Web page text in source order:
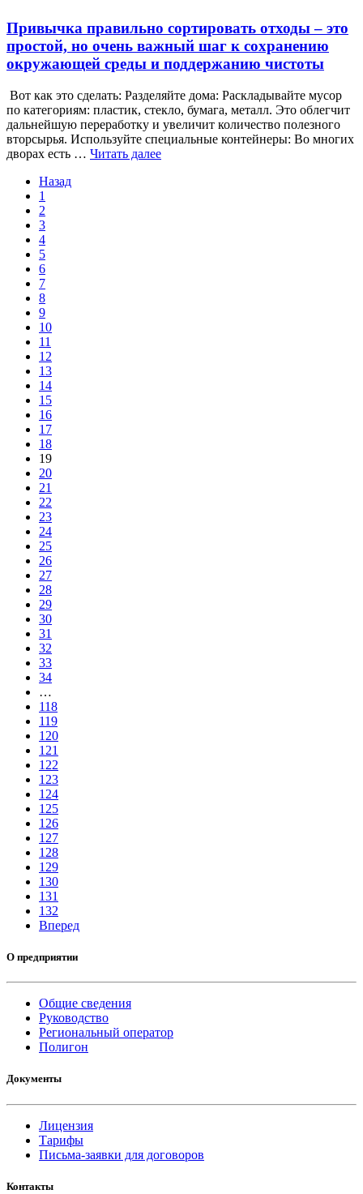
Привычка правильно сортировать отходы – это
простой, но очень важный шаг к сохранению
окружающей среды и поддержанию чистоты
Вот как это сделать: Разделяйте дома: Раскладывайте мусор
по категориям: пластик, стекло, бумага, металл. Это облегчит
дальнейшую переработку и увеличит количество полезного
вторсырья. Используйте специальные контейнеры: Во многих
дворах есть … Читать далее
Назад
1
2
3
4
5
6
7
8
9
10
11
12
13
14
15
16
17
18
19
20
21
22
23
24
25
26
27
28
29
30
31
32
33
34
…
118
119
120
121
122
123
124
125
126
127
128
129
130
131
132
Вперед
О предприятии
Общие сведения
Руководство
Региональный оператор
Полигон
Документы
Лицензия
Тарифы
Письма-заявки для договоров
Контакты